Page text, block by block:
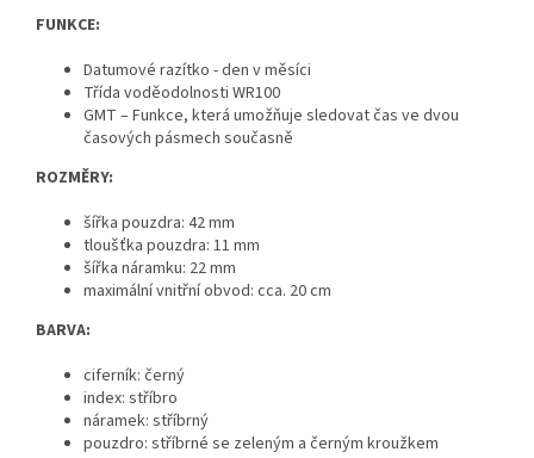
FUNKCE:
Datumové razítko - den v měsíci
Třída voděodolnosti WR100
GMT – Funkce, která umožňuje sledovat čas ve dvou
časových pásmech současně
ROZMĚRY:
šířka pouzdra: 42 mm
tloušťka pouzdra: 11 mm
šířka náramku: 22 mm
maximální vnitřní obvod: cca. 20 cm
BARVA:
ciferník: černý
index: stříbro
náramek: stříbrný
pouzdro: stříbrné se zeleným a černým kroužkem